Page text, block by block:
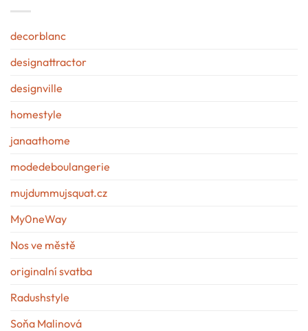
decorblanc
designattractor
designville
homestyle
janaathome
modedeboulangerie
mujdummujsquat.cz
My0neWay
Nos ve městě
originalní svatba
Radushstyle
Soňa Malinová